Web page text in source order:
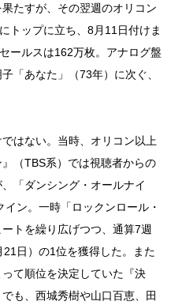
たすが、その翌週のオリコン
トップに立ち、8月11日付けま
ールスは162万枚。アナログ盤
「あなた」（73年）に次ぐ、
はない。当時、オリコン以上
（TBS系）では視聴者からの
「ダンシング・オールナイ
ン。一時「ロックンロール・
トを繰り広げつつ、通算7週
21日）の1位を獲得した。また
て順位を決定していた『決
も、西城秀樹や山口百恵、田